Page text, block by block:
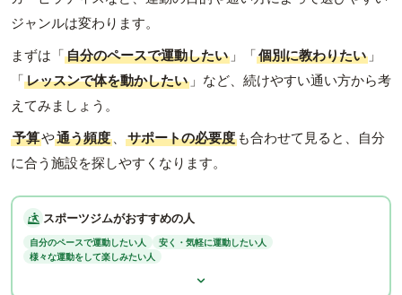
ジャンルは変わります。
まずは「自分のペースで運動したい 」「個別に教わりたい 」
「レッスンで体を動かしたい 」など、続けやすい通い方から考
えてみましょう。
予算や通う頻度 、 サポートの必要度 も合わせて見ると、自分
に合う施設を探しやすくなります。
スポーツジムがおすすめの人
自分のペースで運動したい人
安く・気軽に運動したい人
様々な運動をして楽しみたい人